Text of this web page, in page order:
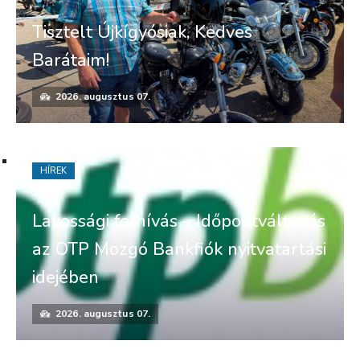
Tisztelt Újkígyósiak, Kedves
Barátaim!
2026. augusztus 07.
Lakossági felhívás – Időpontváltozás
az OTP Mozgó Bankfiók nyitvatartási
idejében
2026. augusztus 07.
HÍREK